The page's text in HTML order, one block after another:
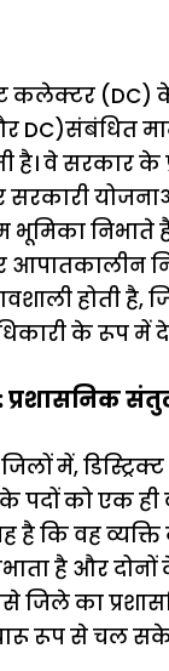
कलेक्टर (DC)
DC)संबंधित
है। वे सरकार के
सरकारी
भूमिका निभाते
होती
के रूप में
प्रशासनिक
में,
पदों को एक ही
कि वह व्यक्ति
है और
जिले का
रूप से चल